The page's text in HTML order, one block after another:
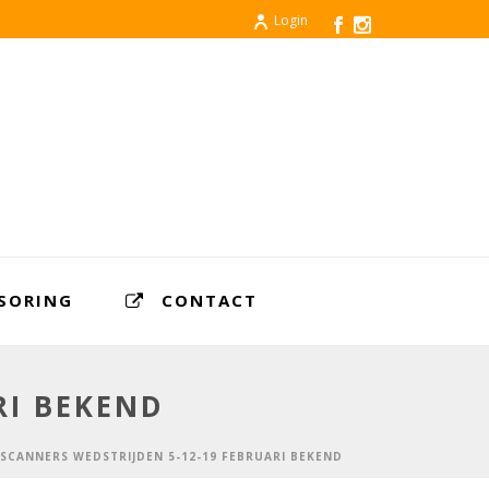
Login
CONTACT
BEKEND
WEDSTRIJDEN 5-12-19 FEBRUARI BEKEND